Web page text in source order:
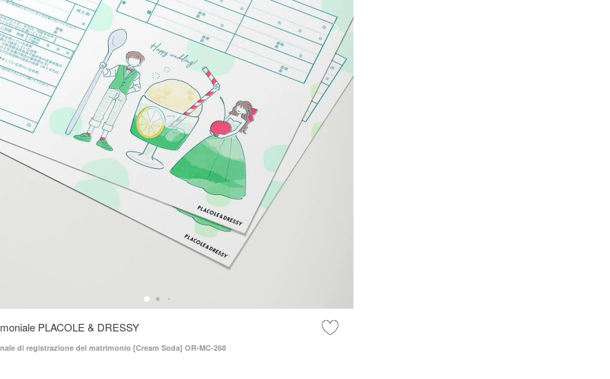
PLACOLE & DRESSY
di registrazione del matrimonio [Cream Soda] OR-MC-268